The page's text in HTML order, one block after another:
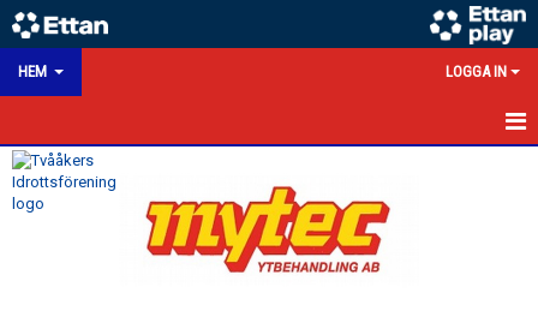
HEM LOGGA IN
HEM